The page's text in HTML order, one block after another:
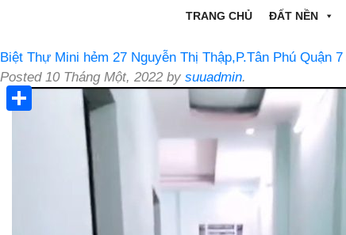
TRANG CHỦ ĐẤT NỀN
Biệt Thự Mini hẻm 27 Nguyễn Thị Thập,P.Tân Phú Quận 7
Posted 10 Tháng Một, 2022 by suuadmin.